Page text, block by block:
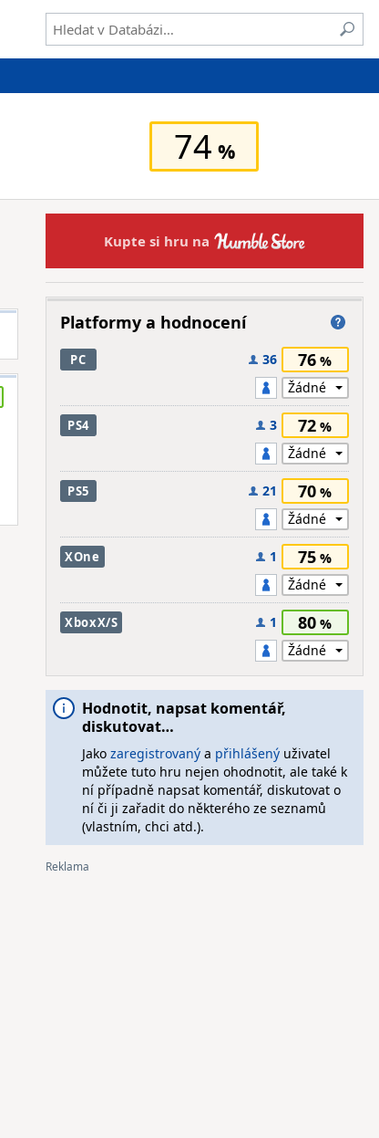
74
Kupte si hru na
Platformy a hodnocení
PC 36 76
PS4 3 72
PS5 21 70
XOne 1 75
XboxX/S 1 80
Hodnotit, napsat komentář,
diskutovat…
Jako zaregistrovanýa přihlášenýuživatel
můžete tuto hru nejen ohodnotit, ale také k
ní případně napsat komentář, diskutovat o
ní či ji zařadit do některého ze seznamů
(vlastním, chci atd.).